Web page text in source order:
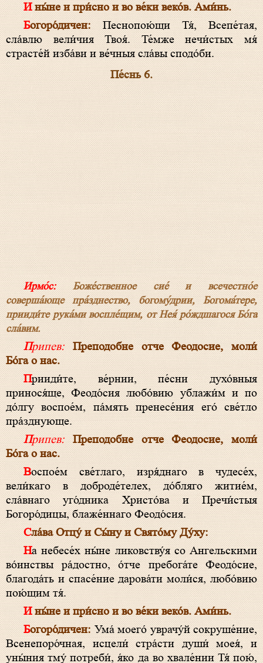
И ны́не и при́сно и во ве́ки веко́в. Ами́нь.
Богоро́дичен: Песнопою́щи Тя́, Всепе́тая,
сла́влю вели́чия Твоя́. Те́мже нечи́стых мя́
страсте́й изба́ви и ве́чныя сла́вы сподо́би.
Пе́снь 6.
Ирмо́с:Боже́ственное сие́ и всечестно́е
соверша́юще пра́зднество, богому́дрии, Богома́тере,
прииди́те рука́ми воспле́щим, от Нея́ ро́ждшагося Бо́га
сла́вим.
Припев:
Преподобне отче Феодосие, моли́
Бо́га о нас.
Прииди́те, ве́рнии, пе́сни духо́вныя
принося́ще, Феодо́сия любо́вию ублажи́м и по
до́лгу воспое́м, па́мять пренесе́ния его́ све́тло
пра́зднующе.
Припев:
Преподобне отче Феодосие, моли́
Бо́га о нас.
Воспое́м све́тлаго, изря́днаго в чудесе́х,
вели́каго в доброде́телех, до́бляго житие́м,
сла́внаго уго́дника Христо́ва и Пречи́стыя
Богоро́дицы, блаже́ннаго Феодо́сия.
Сла́ва Отцу́ и Сы́ну и Свято́му Ду́ху:
На небесе́х ны́не ликовству́я со Ангельскими
во́инствы ра́достно, о́тче пребога́те Феодо́сие,
благода́ть и спасе́ние дарова́ти моли́ся, любо́вию
пою́щим тя́.
И ны́не и при́сно и во ве́ки веко́в. Ами́нь.
Богоро́дичен:Ума́ моего́ уврачу́й сокруше́ние,
Всенепоро́чная, исцели́ стра́сти души́ моея́, и
уны́ния тму́ потреби́, я́ко да во хвале́нии Тя́ пою́,